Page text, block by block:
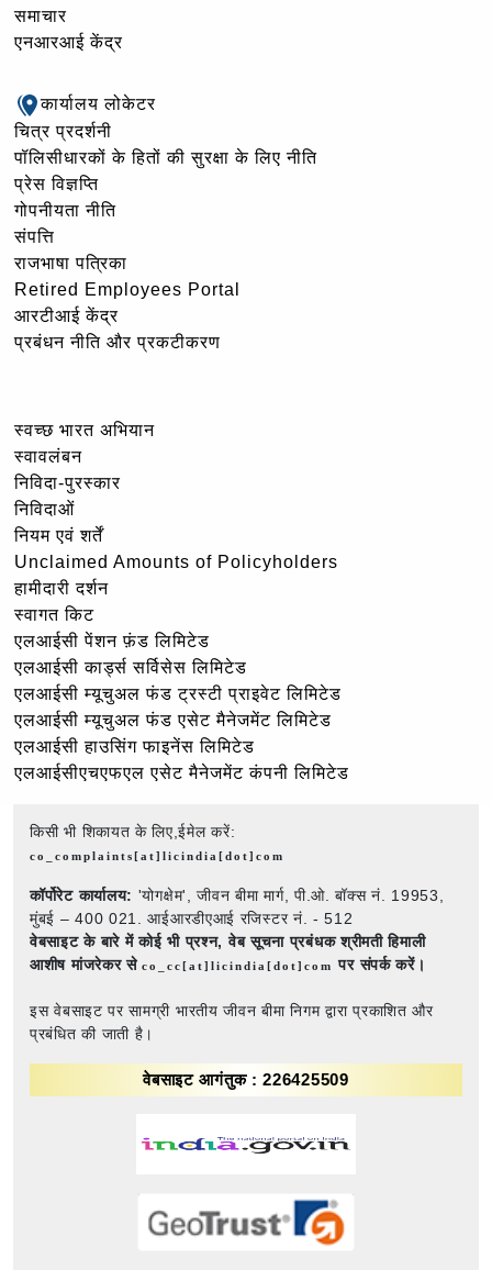
समाचार
एनआरआई केंद्र
कार्यालय लोकेटर
चित्र प्रदर्शनी
पॉलिसीधारकों के हितों की सुरक्षा के लिए नीति
प्रेस विज्ञप्ति
गोपनीयता नीति
संपत्ति
राजभाषा पत्रिका
Retired Employees Portal
आरटीआई केंद्र
प्रबंधन नीति और प्रकटीकरण
स्वच्छ भारत अभियान
स्वावलंबन
निविदा-पुरस्कार
निविदाओं
नियम एवं शर्तें
Unclaimed Amounts of Policyholders
हामीदारी दर्शन
स्वागत किट
एलआईसी पेंशन फ़ंड लिमिटेड
एलआईसी कार्ड्स सर्विसेस लिमिटेड
एलआईसी म्यूचुअल फंड ट्रस्टी प्राइवेट लिमिटेड
एलआईसी म्यूचुअल फंड एसेट मैनेजमेंट लिमिटेड
एलआईसी हाउसिंग फाइनेंस लिमिटेड
एलआईसीएचएफएल एसेट मैनेजमेंट कंपनी लिमिटेड
किसी भी शिकायत के लिए,ईमेल करें:
co_complaints[at]licindia[dot]com
कॉर्पोरेट कार्यालय: 'योगक्षेम', जीवन बीमा मार्ग, पी.ओ. बॉक्स नं. 19953,
मुंबई – 400 021. आईआरडीएआई रजिस्टर नं. - 512
वेबसाइट के बारे में कोई भी प्रश्न, वेब सूचना प्रबंधक श्रीमती हिमाली
आशीष मांजरेकर सेco_cc[at]licindia[dot]comपर संपर्क करें।
इस वेबसाइट पर सामग्री भारतीय जीवन बीमा निगम द्वारा प्रकाशित और
प्रबंधित की जाती है।
वेबसाइट आगंतुक : 226425509